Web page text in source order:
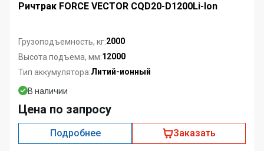
Ричтрак FORCE VECTOR CQD20-D1200Li-Ion
Грузоподъемность, кг:2000
Высота подъема, мм:12000
Тип аккумулятора:Литий-ионный
В наличии
Цена по запросу
Подробнее Заказать